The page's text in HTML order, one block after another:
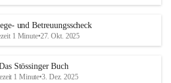
und Betreuungsscheck
1 Minute•27. Okt. 2025
Stössinger Buch
1 Minute•3. Dez. 2025